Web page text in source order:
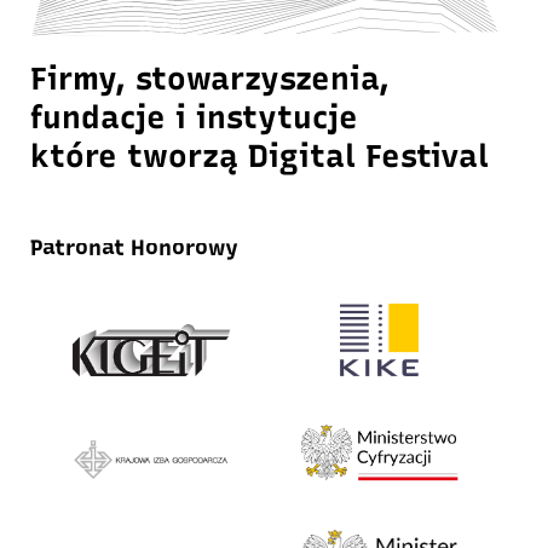
Firmy, stowarzyszenia,
fundacje i instytucje
które tworzą Digital Festival
Patronat Honorowy